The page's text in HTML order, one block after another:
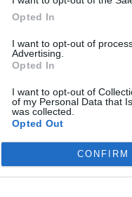
Opted In
I want to opt-out of
Advertising.
Opted In
I want to opt-out of
of my Personal Data that
was collected.
Opted Out
CONFIRM
il futuro di Conte
del prossimo
sul taccuino
per il presente